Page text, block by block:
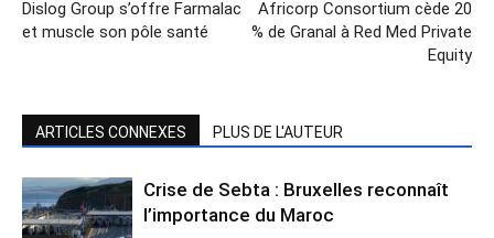
Dislog Group s’offre Farmalac
et muscle son pôle santé
Africorp Consortium cède 20
% de Granal à Red Med Private
Equity
ARTICLES CONNEXES PLUS DE L'AUTEUR
Crise de Sebta : Bruxelles reconnaît
l’importance du Maroc